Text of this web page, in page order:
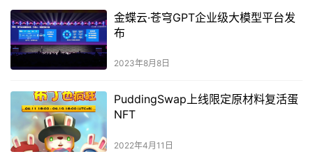
金蝶云·苍穹GPT企业级大模型平台发
布
2023年8月8日
PuddingSwap上线限定原材料复活蛋
NFT
2022年4月11日